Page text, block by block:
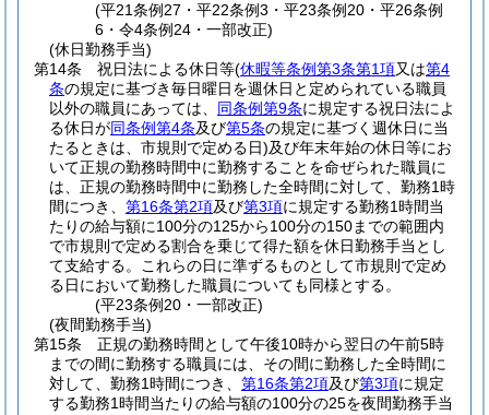
(平21条例27・平22条例3・平23条例20・平26条例
6・令4条例24・一部改正)
(休日勤務手当)
第14条
祝日法による休日等(休暇等条例第3条第1項又は第4
条の規定に基づき毎日曜日を週休日と定められている職員
以外の職員にあっては、 同条例第9条に規定する祝日法によ
る休日が同条例第4条及び第5条の規定に基づく週休日に当
たるときは、市規則で定める日)及び年末年始の休日等にお
いて正規の勤務時間中に勤務することを命ぜられた職員に
は、正規の勤務時間中に勤務した全時間に対して、勤務1時
間につき、 第16条第2項及び第3項に規定する勤務1時間当
たりの給与額に100分の125から100分の150までの範囲内
で市規則で定める割合を乗じて得た額を休日勤務手当とし
て支給する。
これらの日に準ずるものとして市規則で定め
る日において勤務した職員についても同様とする。
(平23条例20・一部改正)
(夜間勤務手当)
第15条
正規の勤務時間として午後10時から翌日の午前5時
までの間に勤務する職員には、その間に勤務した全時間に
対して、勤務1時間につき、 第16条第2項及び第3項に規定
する勤務1時間当たりの給与額の100分の25を夜間勤務手当